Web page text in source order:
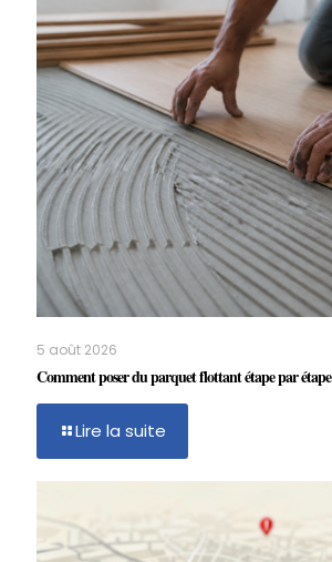
5 août 2026
Comment poser du parquet flottant étape par étape
Lire la suite